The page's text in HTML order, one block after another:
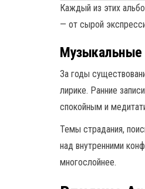
Каждый из этих
— от сырой
Музыкальные
За годы
лирике. Ранние
спокойным и
Темы страдания,
над внутренними
многослойнее.